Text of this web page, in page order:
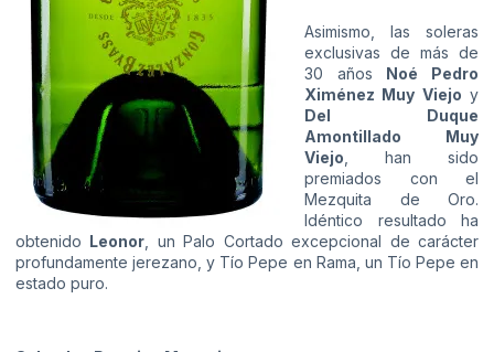
Asimismo, las soleras
exclusivas de más de
30 años Noé Pedro
Ximénez Muy Viejo y
Del Duque
Amontillado Muy
Viejo , han sido
premiados con el
Mezquita de Oro.
Idéntico resultado ha
obtenido Leonor , un Palo Cortado excepcional de carácter
profundamente jerezano, y Tío Pepe en Rama, un Tío Pepe en
estado puro.